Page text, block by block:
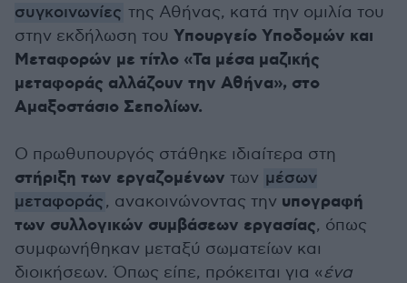
συγκοινωνίες της Αθήνας, κατά την ομιλία του
στην εκδήλωση του Υπουργείο Υποδομών και
Μεταφορών με τίτλο «Τα μέσα μαζικής
μεταφοράς αλλάζουν την Αθήνα», στο
Αμαξοστάσιο Σεπολίων.
Ο πρωθυπουργός στάθηκε ιδιαίτερα στη
στήριξη των εργαζομένων των μέσων
μεταφοράς, ανακοινώνοντας την υπογραφή
των συλλογικών συμβάσεων εργασίας, όπως
συμφωνήθηκαν μεταξύ σωματείων και
διοικήσεων. Όπως είπε, πρόκειται για «ένα